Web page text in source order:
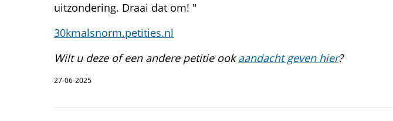
uitzondering. Draai dat om! "
30kmalsnorm.petities.nl
Wilt u deze of een andere petitie ookaandacht geven hier?
27-06-2025